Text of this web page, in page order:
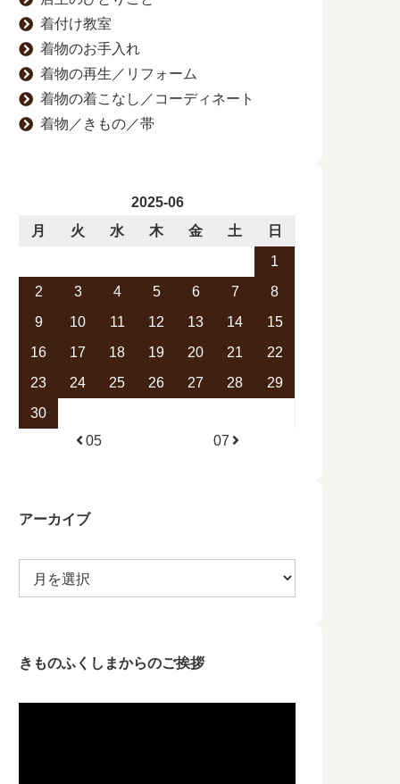
着付け教室
着物のお手入れ
着物の再生／リフォーム
着物の着こなし／コーディネート
着物／きもの／帯
2025-06
月
火 水 木 金 土
日
1
2
3 4 5 6 7
8
9
10 11 12 13 14
15
16
17 18 19 20 21
22
23
24 25 26 27 28
29
30
05
07
アーカイブ
きものふくしまからのご挨拶